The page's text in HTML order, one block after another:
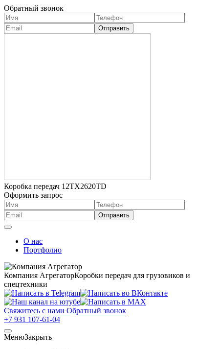
Обратный звонок
Коробка передач 12TX2620TD
Оформить запрос
О нас
Портфолио
Компания АгрегаторКоробки передач для грузовиков и
спецтехники
Свяжитесь с нами Обратный звонок
+7 931 107-61-04
МенюЗакрыть